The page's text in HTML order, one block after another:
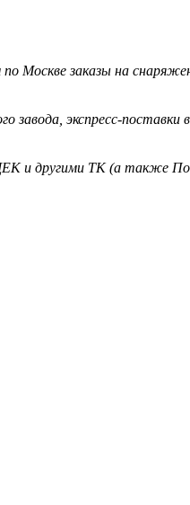
Москве заказы на
завода, экспресс-поставки
и другими ТК (а также